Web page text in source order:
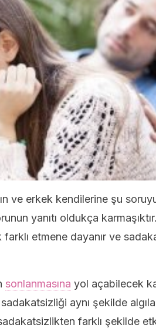
ve erkek kendilerine şu
yanıtı oldukça
etmene dayanır ve
sonlanmasına yol açabilecek
aynı şekilde
farklı şekilde